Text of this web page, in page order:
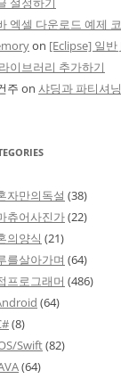
엑셀 다운로드 예제
on [Eclipse] 일반
이브러리 추가하기
주 on 샤딩과 파티셔
자만의독설 (38)
츄어사진가(22)
의양식 (21)
를살아가며 (64)
프로그래머 (486)
(64)
(8)
Swift(82)
(64)